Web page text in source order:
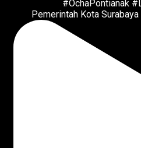
Pemerintah Kota